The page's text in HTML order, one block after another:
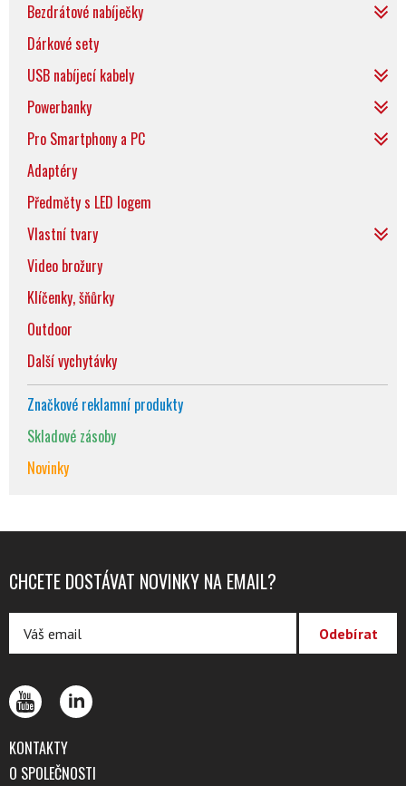
Bezdrátové nabíječky
Dárkové sety
USB nabíjecí kabely
Powerbanky
Pro Smartphony a PC
Adaptéry
Předměty s LED logem
Vlastní tvary
Video brožury
Klíčenky, šňůrky
Outdoor
Další vychytávky
Značkové reklamní produkty
Skladové zásoby
Novinky
CHCETE DOSTÁVAT NOVINKY NA EMAIL?
KONTAKTY
O SPOLEČNOSTI